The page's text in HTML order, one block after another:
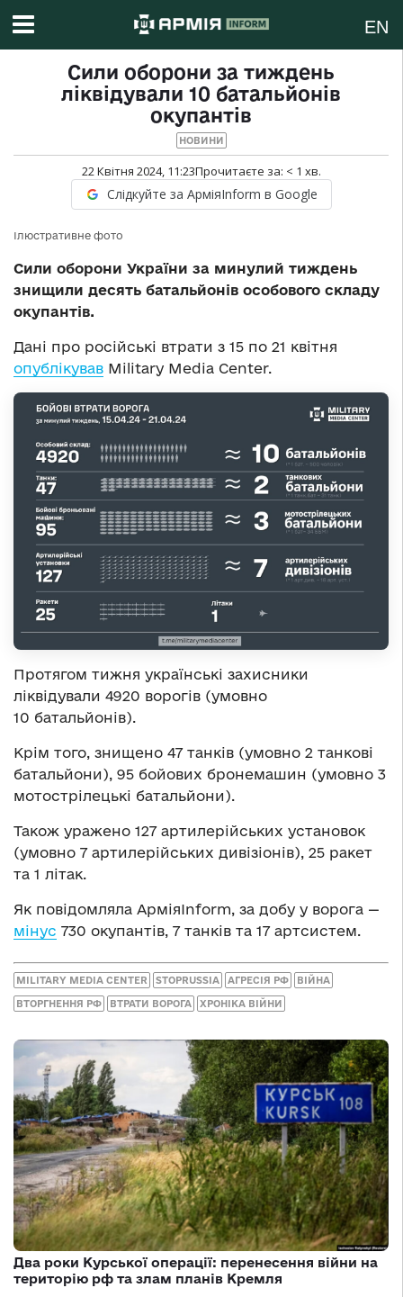
EN
Сили оборони за тиждень
ліквідували 10 батальйонів
окупантів
НОВИНИ
22 Квітня 2024, 11:23Прочитаєте за: < 1 хв.
Слідкуйте за АрміяInform в Google
Ілюстративне фото
Сили оборони України за минулий тиждень
знищили десять батальйонів особового складу
окупантів.
Дані про російські втрати з 15 по 21 квітня
опублікував Military Media Center.
Протягом тижня українські захисники
ліквідували 4920 ворогів (умовно
10 батальйонів).
Крім того, знищено 47 танків (умовно 2 танкові
батальйони), 95 бойових бронемашин (умовно 3
мотострілецькі батальйони).
Також уражено 127 артилерійських установок
(умовно 7 артилерійських дивізіонів), 25 ракет
та 1 літак.
Як повідомляла АрміяInform, за добу у ворога —
мінус 730 окупантів, 7 танків та 17 артсистем.
MILITARY MEDIA CENTER STOPRUSSIA АГРЕСІЯ РФ ВІЙНА
ВТОРГНЕННЯ РФ ВТРАТИ ВОРОГА ХРОНІКА ВІЙНИ
Два роки Курської операції: перенесення війни на
територію рф та злам планів Кремля